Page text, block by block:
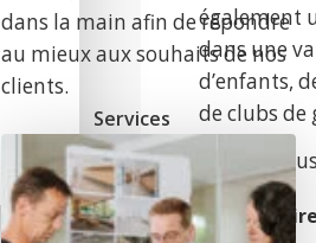
dans la main afin de répondre
au mieux aux souhaits de nos
clients.
Services
également
dans une
d’enfants,
de clubs
Laissez-